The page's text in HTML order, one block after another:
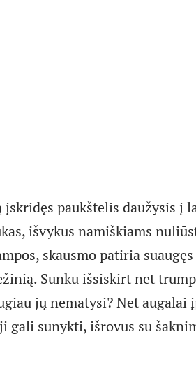
įskridęs paukštelis daužysis į
išvykus namiškiams
skausmo patiria
Sunku išsiskirt net
jų nematysi? Net
gali sunykti, išrovus su